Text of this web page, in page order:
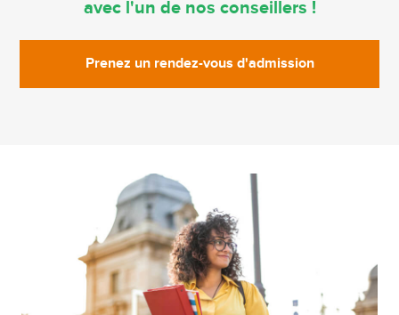
avec l'un de nos conseillers !
Prenez un rendez-vous d'admission